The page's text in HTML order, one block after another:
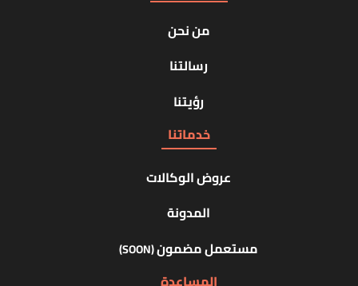
من نحن
رسالتنا
رؤيتنا
خدماتنا
عروض الوكالات
المدونة
مستعمل مضمون(SOON)